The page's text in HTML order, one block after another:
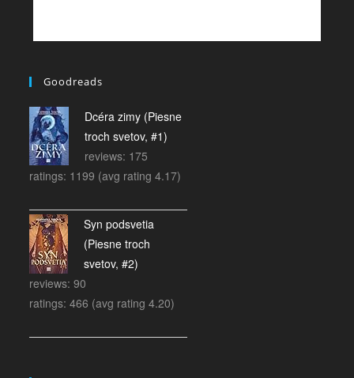
Goodreads
Dcéra zimy (Piesne
troch svetov, #1)
reviews: 175
ratings: 1199 (avg rating 4.17)
Syn podsvetia
(Piesne troch
svetov, #2)
reviews: 90
ratings: 466 (avg rating 4.20)